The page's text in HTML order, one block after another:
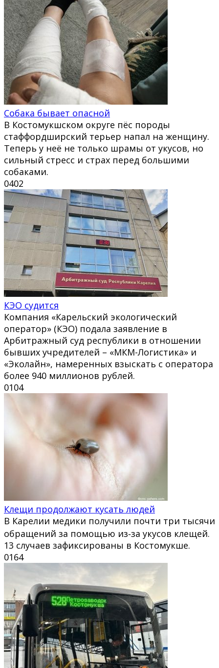
Собака бывает опасной
В Костомукшском округе пёс породы
стаффордширский терьер напал на женщину.
Теперь у неё не только шрамы от укусов, но
сильный стресс и страх перед большими
собаками.
0402
КЭО судится
Компания «Карельский экологический
оператор» (КЭО) подала заявление в
Арбитражный суд республики в отношении
бывших учредителей – «МКМ-Логистика» и
«Эколайн», намеренных взыскать с оператора
более 940 миллионов рублей.
0104
Клещи продолжают кусать людей
В Карелии медики получили почти три тысячи
обращений за помощью из‑за укусов клещей.
13 случаев зафиксированы в Костомукше.
0164